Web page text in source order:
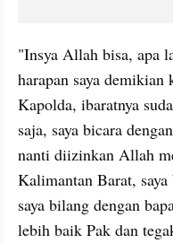
"Insya Allah bisa, apa
harapan saya
Kapolda, ibaratnya
saja, saya bicara
nanti diizinkan Allah
Kalimantan Barat,
saya bilang dengan
lebih baik Pak dan